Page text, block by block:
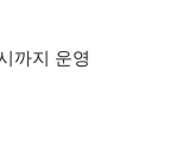
까지 운영